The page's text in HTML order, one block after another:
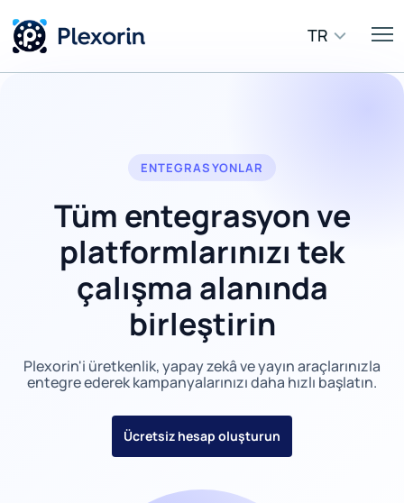
TR
ENTEGRASYONLAR
Tüm entegrasyon ve
platformlarınızı tek
çalışma alanında
birleştirin
Plexorin'i üretkenlik, yapay zekâ ve yayın araçlarınızla
entegre ederek kampanyalarınızı daha hızlı başlatın.
Ücretsiz hesap oluşturun